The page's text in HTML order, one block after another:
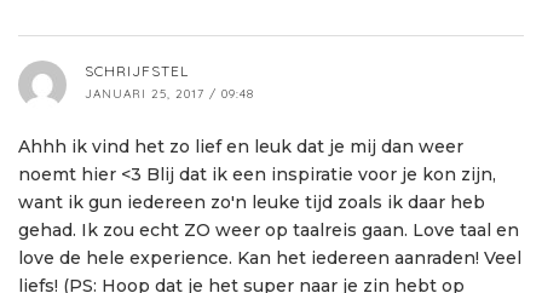
SCHRIJFSTEL
JANUARI 25, 2017 / 09:48
Ahhh ik vind het zo lief en leuk dat je mij dan weer
noemt hier <3 Blij dat ik een inspiratie voor je kon zijn,
want ik gun iedereen zo'n leuke tijd zoals ik daar heb
gehad. Ik zou echt ZO weer op taalreis gaan. Love taal en
love de hele experience. Kan het iedereen aanraden! Veel
liefs! (PS: Hoop dat je het super naar je zin hebt op